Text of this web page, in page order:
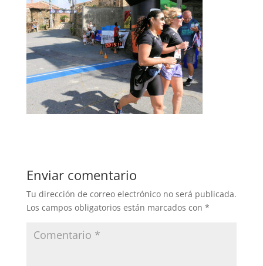
Enviar comentario
Tu dirección de correo electrónico no será publicada.
Los campos obligatorios están marcados con *